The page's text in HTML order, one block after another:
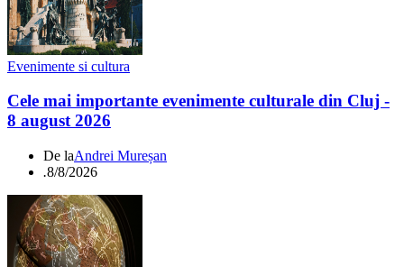
Evenimente si cultura
Cele mai importante evenimente culturale din Cluj -
8 august 2026
De laAndrei Mureșan
.8/8/2026